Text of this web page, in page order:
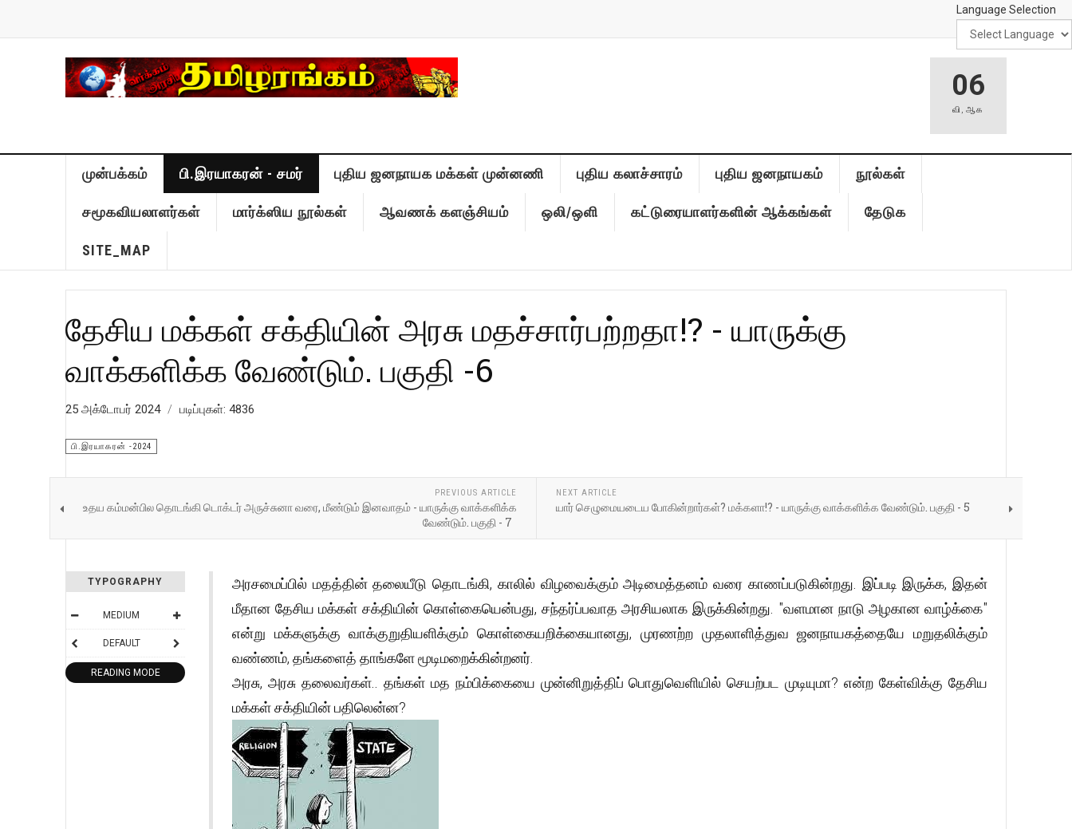
Language Selection
06
வி ,ஆக
முன்பக்கம் பி.இரயாகரன் - சமர் புதிய ஜனநாயக மக்கள் முன்னணி புதிய கலாச்சாரம் புதிய ஜனநாயகம் நூல்கள்
சமூகவியலாளர்கள் மார்க்ஸிய நூல்கள் ஆவணக் களஞ்சியம் ஒலி/ஒளி கட்டுரையாளர்களின் ஆக்கங்கள் தேடுக
SITE_MAP
தேசிய மக்கள் சக்தியின் அரசு மதச்சார்பற்றதா!? - யாருக்கு
வாக்களிக்க வேண்டும். பகுதி -6
25 அக்டோபர் 2024 படிப்புகள்: 4836
பி.இரயாகரன் -2024
PREVIOUS ARTICLE
உதய கம்மன்பில தொடங்கி டொக்டர் அருச்சுனா வரை, மீண்டும் இனவாதம் - யாருக்கு வாக்களிக்க
வேண்டும். பகுதி - 7
NEXT ARTICLE
யார் செழுமையடைய போகின்றார்கள்? மக்களா!? - யாருக்கு வாக்களிக்க வேண்டும். பகுதி - 5
TYPOGRAPHY
MEDIUM
DEFAULT
READING MODE
அரசமைப்பில் மதத்தின் தலையீடு தொடங்கி, காலில் விழவைக்கும் அடிமைத்தனம் வரை காணப்படுகின்றது. இப்படி இருக்க, இதன்
மீதான தேசிய மக்கள் சக்தியின் கொள்கையென்பது, சந்தர்ப்பவாத அரசியலாக இருக்கின்றது. "வளமான நாடு அழகான வாழ்க்கை"
என்று மக்களுக்கு வாக்குறுதியளிக்கும் கொள்கையறிக்கையானது, முரணற்ற முதலாளித்துவ ஜனநாயகத்தையே மறுதலிக்கும்
வண்ணம், தங்களைத் தாங்களே மூடிமறைக்கின்றனர்.
அரசு, அரசு தலைவர்கள்.. தங்கள் மத நம்பிக்கையை முன்னிறுத்திப் பொதுவெளியில் செயற்பட முடியுமா? என்ற கேள்விக்கு தேசிய
மக்கள் சக்தியின் பதிலென்ன?